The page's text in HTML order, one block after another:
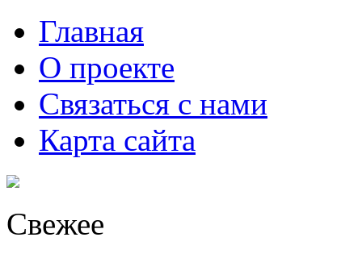
Главная
О проекте
Связаться с нами
Карта сайта
Свежее